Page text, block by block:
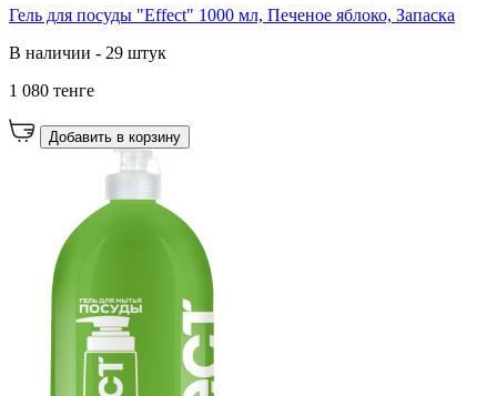
Гель для посуды "Effect" 1000 мл, Печеное яблоко, Запаска
В наличии - 29 штук
1 080 тенге
Добавить в корзину